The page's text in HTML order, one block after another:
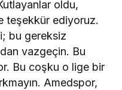
oldu,
teşekkür ediyoruz.
bu gereksiz
vazgeçin. Bu
Bu coşku o lige bir
Amedspor,